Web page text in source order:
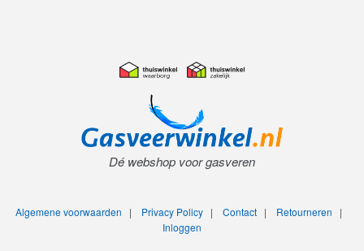
Dé webshop voor gasveren
Algemene voorwaarden | Privacy Policy| Contact| Retourneren |
Inloggen